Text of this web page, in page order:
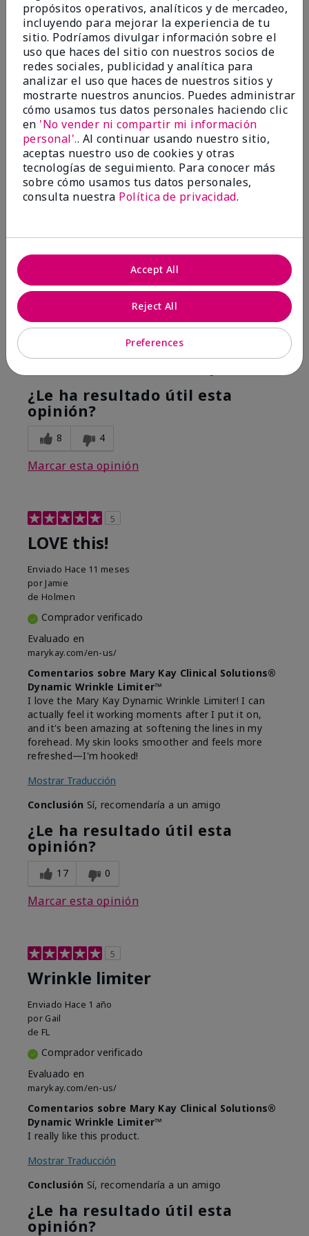
¿Le ha resultado útil esta
opinión?
22 1
Marcar esta opinión
5
Awesome
EnviadoHace 10 meses
porJudy
Comprador verificado
Evaluado en
Comentarios sobre Mary Kay Clinical Solutions®
Dynamic Wrinkle Limiter™
Hope it helps
¿Le ha resultado útil esta
opinión?
8 4
Marcar esta opinión
5
LOVE this!
Enviado Hace 11 meses
por Jamie
de Holmen
Comprador verificado
Evaluado en
marykay.com/en-us/
Comentarios sobre Mary Kay Clinical Solutions®
Dynamic Wrinkle Limiter™
I love the Mary Kay Dynamic Wrinkle Limiter! I can
actually feel it working moments after I put it on,
and it's been amazing at softening the lines in my
forehead. My skin looks smoother and feels more
refreshed—I'm hooked!
Mostrar Traducción
Conclusión Sí, recomendaría a un amigo
¿Le ha resultado útil esta
opinión?
17 0
Marcar esta opinión
5
Wrinkle limiter
Enviado Hace 1 año
por Gail
de FL
Comprador verificado
Evaluado en
marykay.com/en-us/
Comentarios sobre Mary Kay Clinical Solutions®
Dynamic Wrinkle Limiter™
I really like this product.
Mostrar Traducción
Conclusión Sí, recomendaría a un amigo
¿Le ha resultado útil esta
opinión?
propósitos operativos, analíticos y de mercadeo,
incluyendo para mejorar la experiencia de tu
sitio. Podríamos divulgar información sobre el
uso que haces del sitio con nuestros socios de
redes sociales, publicidad y analítica para
analizar el uso que haces de nuestros sitios y
mostrarte nuestros anuncios. Puedes administrar
cómo usamos tus datos personales haciendo clic
en 'No vender ni compartir mi información
personal'.. Al continuar usando nuestro sitio,
aceptas nuestro uso de cookies y otras
tecnologías de seguimiento. Para conocer más
sobre cómo usamos tus datos personales,
consulta nuestra Política de privacidad.
Preferences
Reject All
Accept All